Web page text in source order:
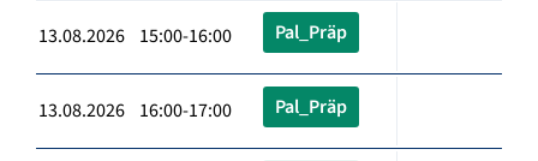
13.08.2026 15:00-16:00 Pal_Präp
13.08.2026 16:00-17:00 Pal_Präp